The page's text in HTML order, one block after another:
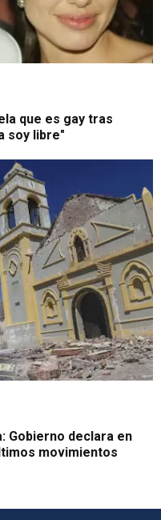
que es gay tras
soy libre"
Gobierno declara en
movimientos